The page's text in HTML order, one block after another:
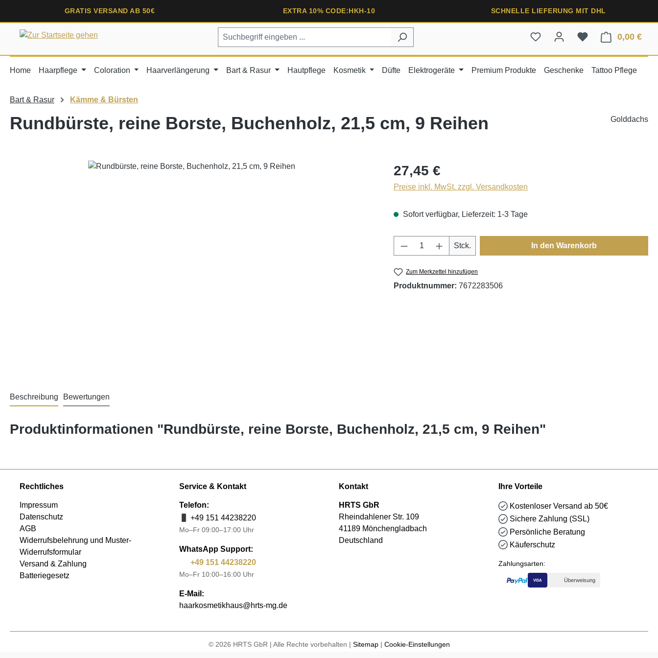
Zur Hauptnavigation springen
GRATIS VERSAND AB 50€ EXTRA 10% CODE:HKH-10 SCHNELLE LIEFERUNG MIT DHL
0,00 €
Home Haarpflege Coloration Haarverlängerung Bart & Rasur Hautpflege Kosmetik Düfte Elektrogeräte Premium Produkte Geschenke Tattoo Pflege
Bart & Rasur Kämme & Bürsten
Rundbürste, reine Borste, Buchenholz, 21,5 cm, 9 Reihen Golddachs
Bildergalerie überspringen 27,45 €
Preise inkl. MwSt. zzgl. Versandkosten
Sofort verfügbar, Lieferzeit: 1-3 Tage
Produkt Anzahl: Gib den gewünschten Wert ein
Stck. In den Warenkorb
Zum Merkzettel hinzufügen
Produktnummer: 7672283506
Beschreibung Bewertungen
Produktinformationen "Rundbürste, reine Borste, Buchenholz, 21,5 cm, 9 Reihen"
Rechtliches
Impressum
Datenschutz
AGB
Widerrufsbelehrung und Muster-
Widerrufsformular
Versand & Zahlung
Batteriegesetz
Service & Kontakt
Telefon:
+49 151 44238220
Mo–Fr 09:00–17:00 Uhr
WhatsApp Support:
+49 151 44238220
Mo–Fr 10:00–16:00 Uhr
E-Mail:
haarkosmetikhaus@hrts-mg.de
Kontakt
HRTS GbR
Rheindahlener Str. 109
41189 Mönchengladbach
Deutschland
Ihre Vorteile
Kostenloser Versand ab 50€
Sichere Zahlung (SSL)
Persönliche Beratung
Käuferschutz
Zahlungsarten:
VISA Überweisung
© 2026 HRTS GbR | Alle Rechte vorbehalten | Sitemap| Cookie-Einstellungen